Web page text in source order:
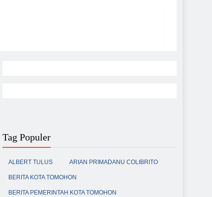
Tag Populer
ALBERT TULUS ARIAN PRIMADANU COLIBRITO
BERITA KOTA TOMOHON
BERITA PEMERINTAH KOTA TOMOHON